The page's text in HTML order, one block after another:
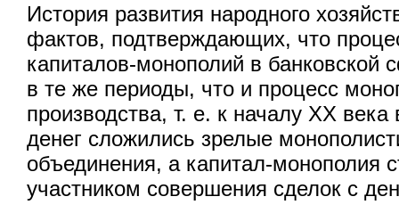
История развития народного
фактов, подтверждающих, что
капиталов-монополий в
в те же периоды, что и процесс
производства, т. е. к началу XX
денег сложились зрелые
объединения, а капитал-монополия
участником совершения сделок с